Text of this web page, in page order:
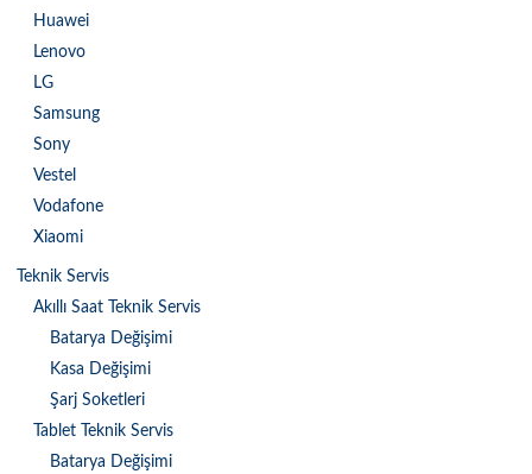
Huawei
Lenovo
LG
Samsung
Sony
Vestel
Vodafone
Xiaomi
Teknik Servis
Akıllı Saat Teknik Servis
Batarya Değişimi
Kasa Değişimi
Şarj Soketleri
Tablet Teknik Servis
Batarya Değişimi